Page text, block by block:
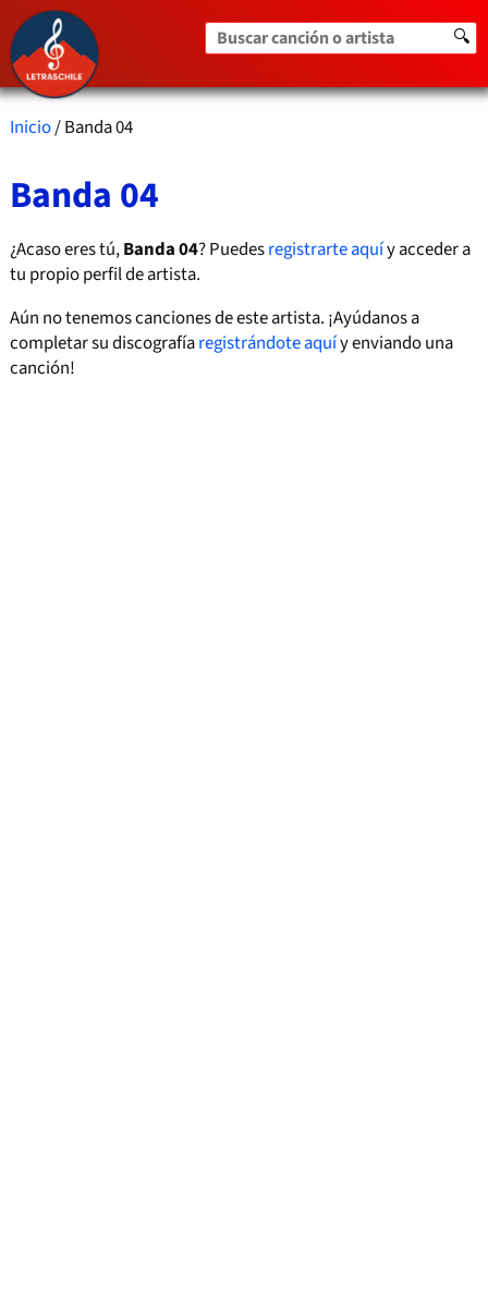
Buscar canción o artista 🔍
Inicio/ Banda 04
Banda 04
¿Acaso eres tú,Banda 04? Puedesregistrarte aquíy acceder a
tu propio perfil de artista.
Aún no tenemos canciones de este artista. ¡Ayúdanos a
completar su discografíaregistrándote aquíy enviando una
canción!